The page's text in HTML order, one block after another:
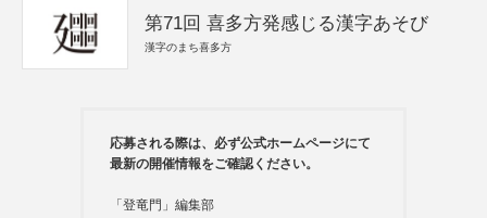
第71回 喜多方発感じる漢字あそび
漢字のまち喜多方
応募される際は、必ず公式ホームページにて
最新の開催情報をご確認ください。
「登竜門」編集部